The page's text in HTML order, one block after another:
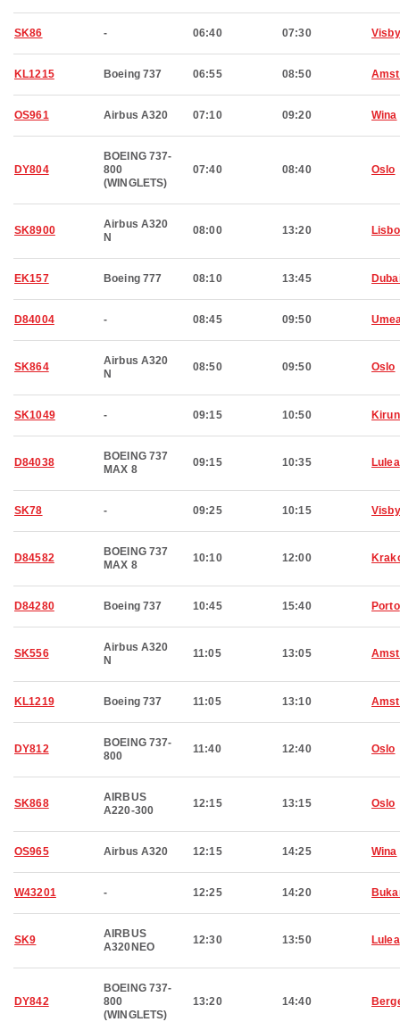
SK86 - 06:40 07:30 Visby
KL1215 Boeing 737 06:55 08:50
OS961 Airbus A320 07:10 09:20 Wina
DY804
BOEING 737-
800
(WINGLETS)
07:40 08:40 Oslo
SK8900
Airbus A320
N
08:00 13:20
EK157 Boeing 777 08:10 13:45
D84004 - 08:45 09:50
SK864
Airbus A320
N
08:50 09:50 Oslo
SK1049 - 09:15 10:50
D84038
BOEING 737
MAX 8
09:15 10:35 Lulea
SK78 - 09:25 10:15 Visby
D84582
BOEING 737
MAX 8
10:10 12:00
D84280 Boeing 737 10:45 15:40 Porto
SK556
Airbus A320
N
11:05 13:05
KL1219 Boeing 737 11:05 13:10
DY812
BOEING 737-
800
11:40 12:40 Oslo
SK868
AIRBUS
A220-300
12:15 13:15 Oslo
OS965 Airbus A320 12:15 14:25 Wina
W43201 - 12:25 14:20
SK9
AIRBUS
A320NEO
12:30 13:50 Lulea
DY842
BOEING 737-
800
(WINGLETS)
13:20 14:40